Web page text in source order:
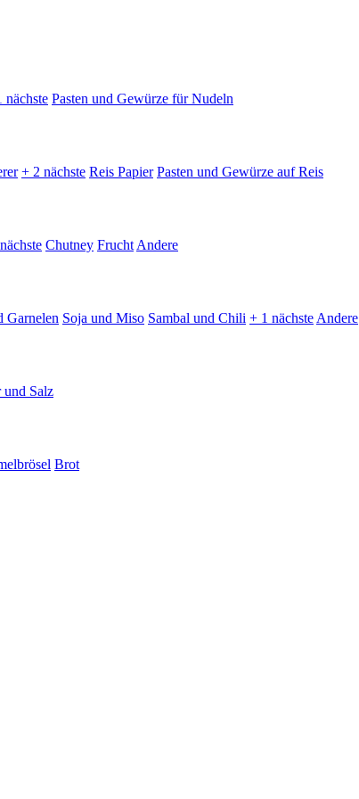
nächste Pasten und Gewürze für Nudeln
+ 2 nächste Reis Papier Pasten und Gewürze auf Reis
Chutney Frucht Andere
Garnelen Soja und Miso Sambal und Chili + 1 nächste Andere
und Salz
Brot